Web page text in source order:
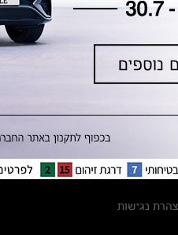
מחירון חלפים
הודעה על הטבות לרכבי מרצדס בהסדר
נגישות